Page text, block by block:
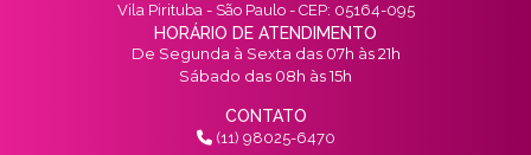
Vila Pirituba - São Paulo - CEP: 05164-095
HORÁRIO DE ATENDIMENTO
De Segunda à Sexta das 07h às 21h
Sábado das 08h às 15h
CONTATO
(11) 98025-6470